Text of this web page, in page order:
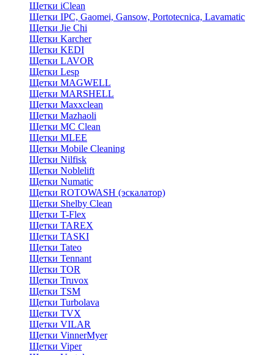
Щетки iClean
Щетки IPC, Gaomei, Gansow, Portotecnica, Lavamatic
Щетки Jie Chi
Щетки Karcher
Щетки KEDI
Щетки LAVOR
Щетки Lesp
Щетки MAGWELL
Щетки MARSHELL
Щетки Maxxclean
Щетки Mazhaoli
Щетки MC Clean
Щетки MLEE
Щетки Mobile Cleaning
Щетки Nilfisk
Щетки Noblelift
Щетки Numatic
Щетки ROTOWASH (эскалатор)
Щетки Shelby Clean
Щетки T-Flex
Щетки TAREX
Щетки TASKI
Щетки Tateo
Щетки Tennant
Щетки TOR
Щетки Truvox
Щетки TSM
Щетки Turbolava
Щетки TVX
Щетки VILAR
Щетки VinnerMyer
Щетки Viper